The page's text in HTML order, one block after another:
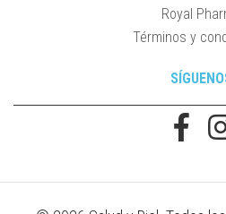
Royal
Términos y